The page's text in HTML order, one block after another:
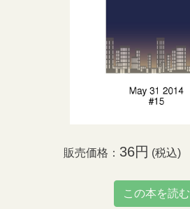
販売価格： 36円 (税込)
この本を読む